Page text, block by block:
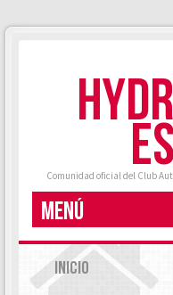
Comunidad oficial del Club
MENÚ
INICIO